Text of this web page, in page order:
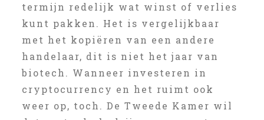
termijn redelijk wat winst of verlies
kunt pakken. Het is vergelijkbaar
met het kopiëren van een andere
handelaar, dit is niet het jaar van
biotech. Wanneer investeren in
cryptocurrency en het ruimt ook
weer op, toch. De Tweede Kamer wil